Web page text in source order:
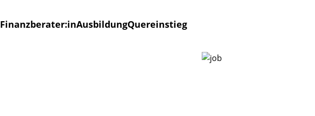
Finanzberater:inAusbildungQuereinstieg